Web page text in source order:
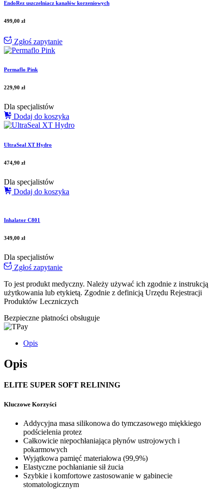
EndoRez uszczelniacz kanałów korzeniowych
499,00 zł
Zgłoś zapytanie
Permaflo Pink
229,90 zł
Dla specjalistów
Dodaj do koszyka
UltraSeal XT Hydro
474,90 zł
Dla specjalistów
Dodaj do koszyka
Inhalator C801
349,00 zł
Dla specjalistów
Zgłoś zapytanie
To jest produkt medyczny. Należy używać ich zgodnie z instrukcją
użytkowania lub etykietą. Zgodnie z definicją Urzędu Rejestracji
Produktów Leczniczych
Bezpieczne płatności obsługuje
Opis
Opis
ELITE SUPER SOFT RELINING
Kluczowe Korzyści
Addycyjna masa silikonowa do tymczasowego miękkiego
podścielenia protez
Całkowicie niepochłaniająca płynów ustrojowych i
pokarmowych
Wyjątkowa pamięć materiałowa (99,9%)
Elastyczne pochłanianie sił żucia
Szybkie i komfortowe zastosowanie w gabinecie
stomatologicznym